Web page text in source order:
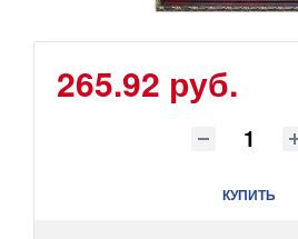
265.92 руб.
КУПИТЬ